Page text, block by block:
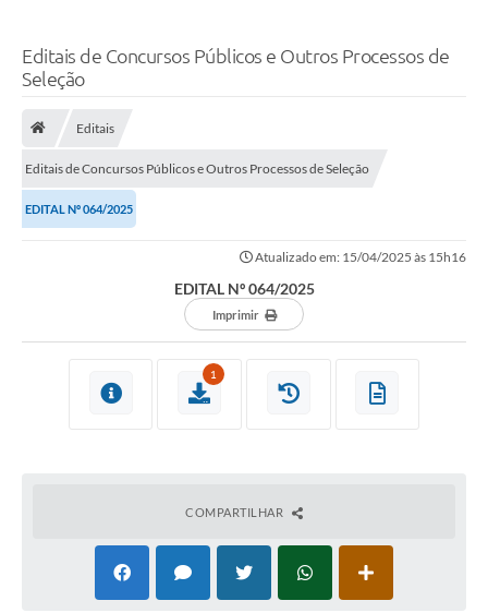
Editais de Concursos Públicos e Outros Processos de
Seleção
Editais
Editais de Concursos Públicos e Outros Processos de Seleção
EDITAL Nº 064/2025
Atualizado em: 15/04/2025 às 15h16
EDITAL Nº 064/2025
Imprimir
1
COMPARTILHAR